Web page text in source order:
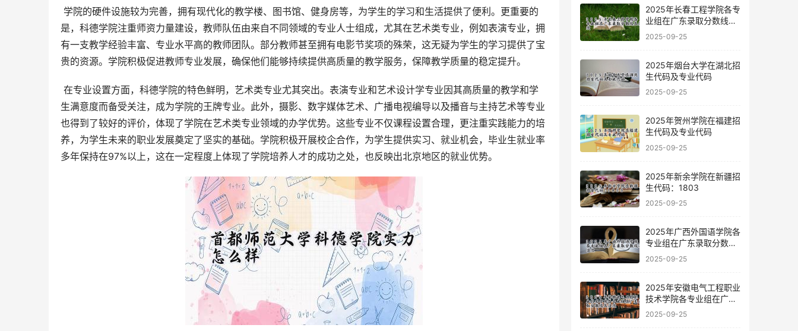
是，科德学院注重师资力量建设，教师队伍由来自不同领域的专业人士组成，尤其在艺术类专业，例如表演专业，拥
有一支教学经验丰富、专业水平高的教师团队。部分教师甚至拥有电影节奖项的殊荣，这无疑为学生的学习提供了宝
贵的资源。学院积极促进教师专业发展，确保他们能够持续提供高质量的教学服务，保障教学质量的稳定提升。
生满意度而备受关注，成为学院的王牌专业。此外，摄影、数字媒体艺术、广播电视编导以及播音与主持艺术等专业
也得到了较好的评价，体现了学院在艺术类专业领域的办学优势。这些专业不仅课程设置合理，更注重实践能力的培
养，为学生未来的职业发展奠定了坚实的基础。学院积极开展校企合作，为学生提供实习、就业机会，毕业生就业率
多年保持在97%以上，这在一定程度上体现了学院培养人才的成功之处，也反映出北京地区的就业优势。
2025年长春工程学院各专
业组在广东录取分数线及
位次
2025-09-25
2025年烟台大学在湖北招
生代码及专业代码
2025-09-25
2025年贺州学院在福建招
生代码及专业代码
2025-09-25
2025年新余学院在新疆招
生代码：1803
2025-09-25
2025年广西外国语学院各
专业组在广东录取分数线
及位次
2025-09-25
2025年安徽电气工程职业
技术学院各专业组在广东
录取分数线及位次
2025-09-25